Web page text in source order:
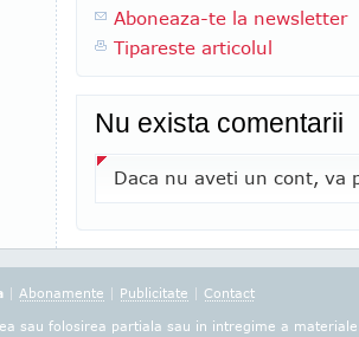
Aboneaza-te la newsletter
Tipareste articolul
Nu exista comentarii
Daca nu aveti un cont, va
| Abonamente | Publicitate | Contact
sau folosirea partiala sau in intregime a